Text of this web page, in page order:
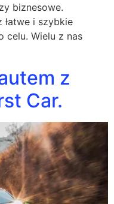
biznesowe.
łatwe i szybkie
celu. Wielu z nas
z
Car.